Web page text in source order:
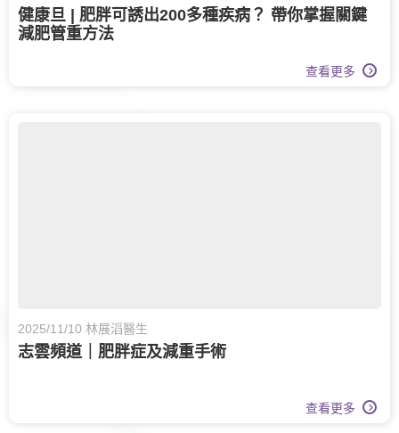
健康旦 | 肥胖可誘出200多種疾病？ 帶你掌握關鍵
減肥管重方法
查看更多
2025/11/10 林展滔醫生
志雲頻道｜肥胖症及減重手術
查看更多